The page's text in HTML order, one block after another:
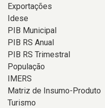
Exportações
Idese
PIB Municipal
PIB RS Anual
PIB RS Trimestral
População
IMERS
Matriz de Insumo-Produto
Turismo